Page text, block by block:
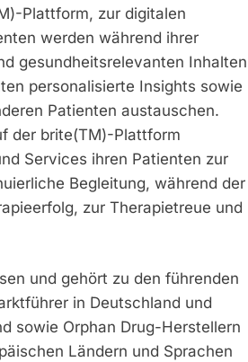
Plattform, zur digitalen
werden während ihrer
gesundheitsrelevanten Inhalten
personalisierte Insights sowie
Patienten austauschen.
der brite(TM)-Plattform
Services ihren Patienten zur
Begleitung, während der
zur Therapietreue und
und gehört zu den führenden
in Deutschland und
sowie Orphan Drug-Herstellern
Ländern und Sprachen